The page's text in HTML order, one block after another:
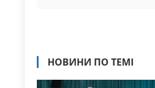
НОВИНИ ПО ТЕМІ